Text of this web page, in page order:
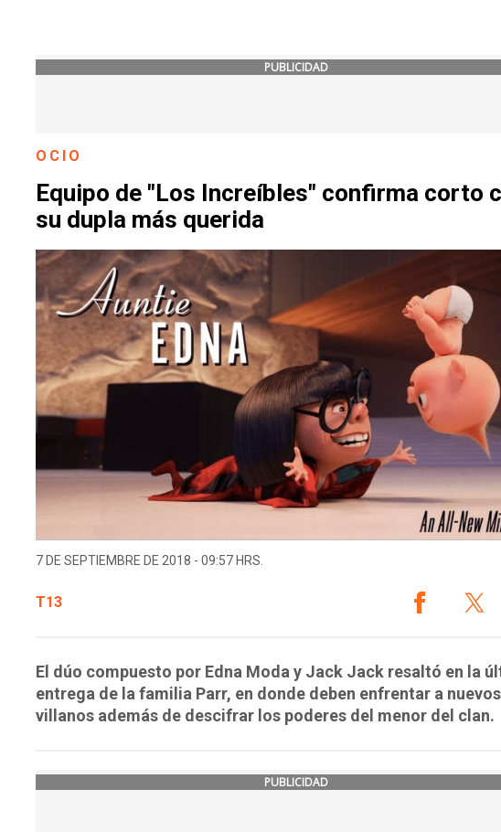
PUBLICIDAD
OCIO
Equipo de "Los Increíbles" confirma corto
su dupla más querida
7 DE SEPTIEMBRE DE 2018 - 09:57 HRS.
T13
El dúo compuesto por Edna Moda y Jack Jack resaltó en la
entrega de la familia Parr, en donde deben enfrentar a nuevos
villanos además de descifrar los poderes del menor del clan.
PUBLICIDAD